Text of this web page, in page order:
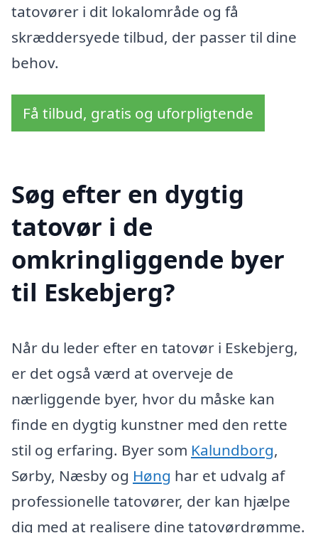
tatovører i dit lokalområde og få
skræddersyede tilbud, der passer til dine
behov.
Få tilbud, gratis og uforpligtende
Søg efter en dygtig
tatovør i de
omkringliggende byer
til Eskebjerg?
Når du leder efter en tatovør i Eskebjerg,
er det også værd at overveje de
nærliggende byer, hvor du måske kan
finde en dygtig kunstner med den rette
stil og erfaring. Byer som Kalundborg,
Sørby, Næsby og Høng har et udvalg af
professionelle tatovører, der kan hjælpe
dig med at realisere dine tatovørdrømme.